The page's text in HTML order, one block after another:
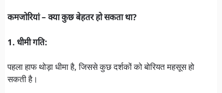
कमजोरियां – क्या कुछ बेहतर हो सकता था?
1. धीमी गति:
पहला हाफ थोड़ा धीमा है, जिससे कुछ दर्शकों को बोरियत महसूस हो
सकती है।